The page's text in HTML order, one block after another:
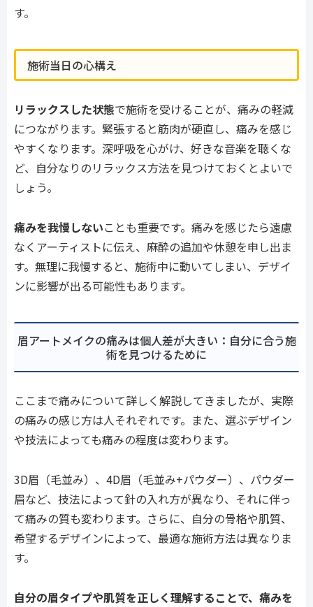
す。
施術当日の心構え
リラックスした状態で施術を受けることが、痛みの軽減
につながります。緊張すると筋肉が硬直し、痛みを感じ
やすくなります。深呼吸を心がけ、好きな音楽を聴くな
ど、自分なりのリラックス方法を見つけておくとよいで
しょう。
痛みを我慢しないことも重要です。痛みを感じたら遠慮
なくアーティストに伝え、麻酔の追加や休憩を申し出ま
す。無理に我慢すると、施術中に動いてしまい、デザイ
ンに影響が出る可能性もあります。
眉アートメイクの痛みは個人差が大きい：自分に合う施
術を見つけるために
ここまで痛みについて詳しく解説してきましたが、実際
の痛みの感じ方は人それぞれです。また、選ぶデザイン
や技法によっても痛みの程度は変わります。
3D眉（毛並み）、4D眉（毛並み+パウダー）、パウダー
眉など、技法によって針の入れ方が異なり、それに伴っ
て痛みの質も変わります。さらに、自分の骨格や肌質、
希望するデザインによって、最適な施術方法は異なりま
す。
自分の眉タイプや肌質を正しく理解することで、痛みを